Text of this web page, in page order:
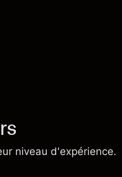
niveau d'expérience.